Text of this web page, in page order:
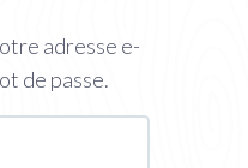
adresse e-
de passe.